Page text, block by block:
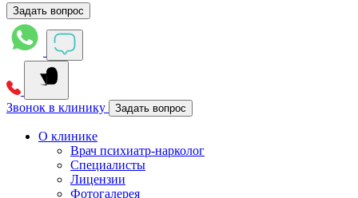
Задать вопрос
Звонок в клинику Задать вопрос
О клинике
Врач психиатр-нарколог
Специалисты
Лицензии
Фотогалерея